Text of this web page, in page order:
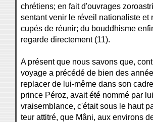
chrétiens; en fait d'ouvrages
sentant venir le réveil nationaliste
cupés de réunir; du bouddhisme
regarde directement (11).
A présent que nous savons que,
voyage a précédé de bien des
replacer de lui-même dans son
prince Péroz, avait été nommé par
vraisemblance, c'était sous le haut
teur attitré, que Mâni, aux environs